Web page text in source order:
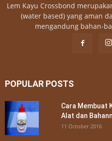
Lem Kayu Crossbond
(water based) yang aman
mengandung bahan-
POPULAR POSTS
Cara Membuat
Alat dan
11 October 2016